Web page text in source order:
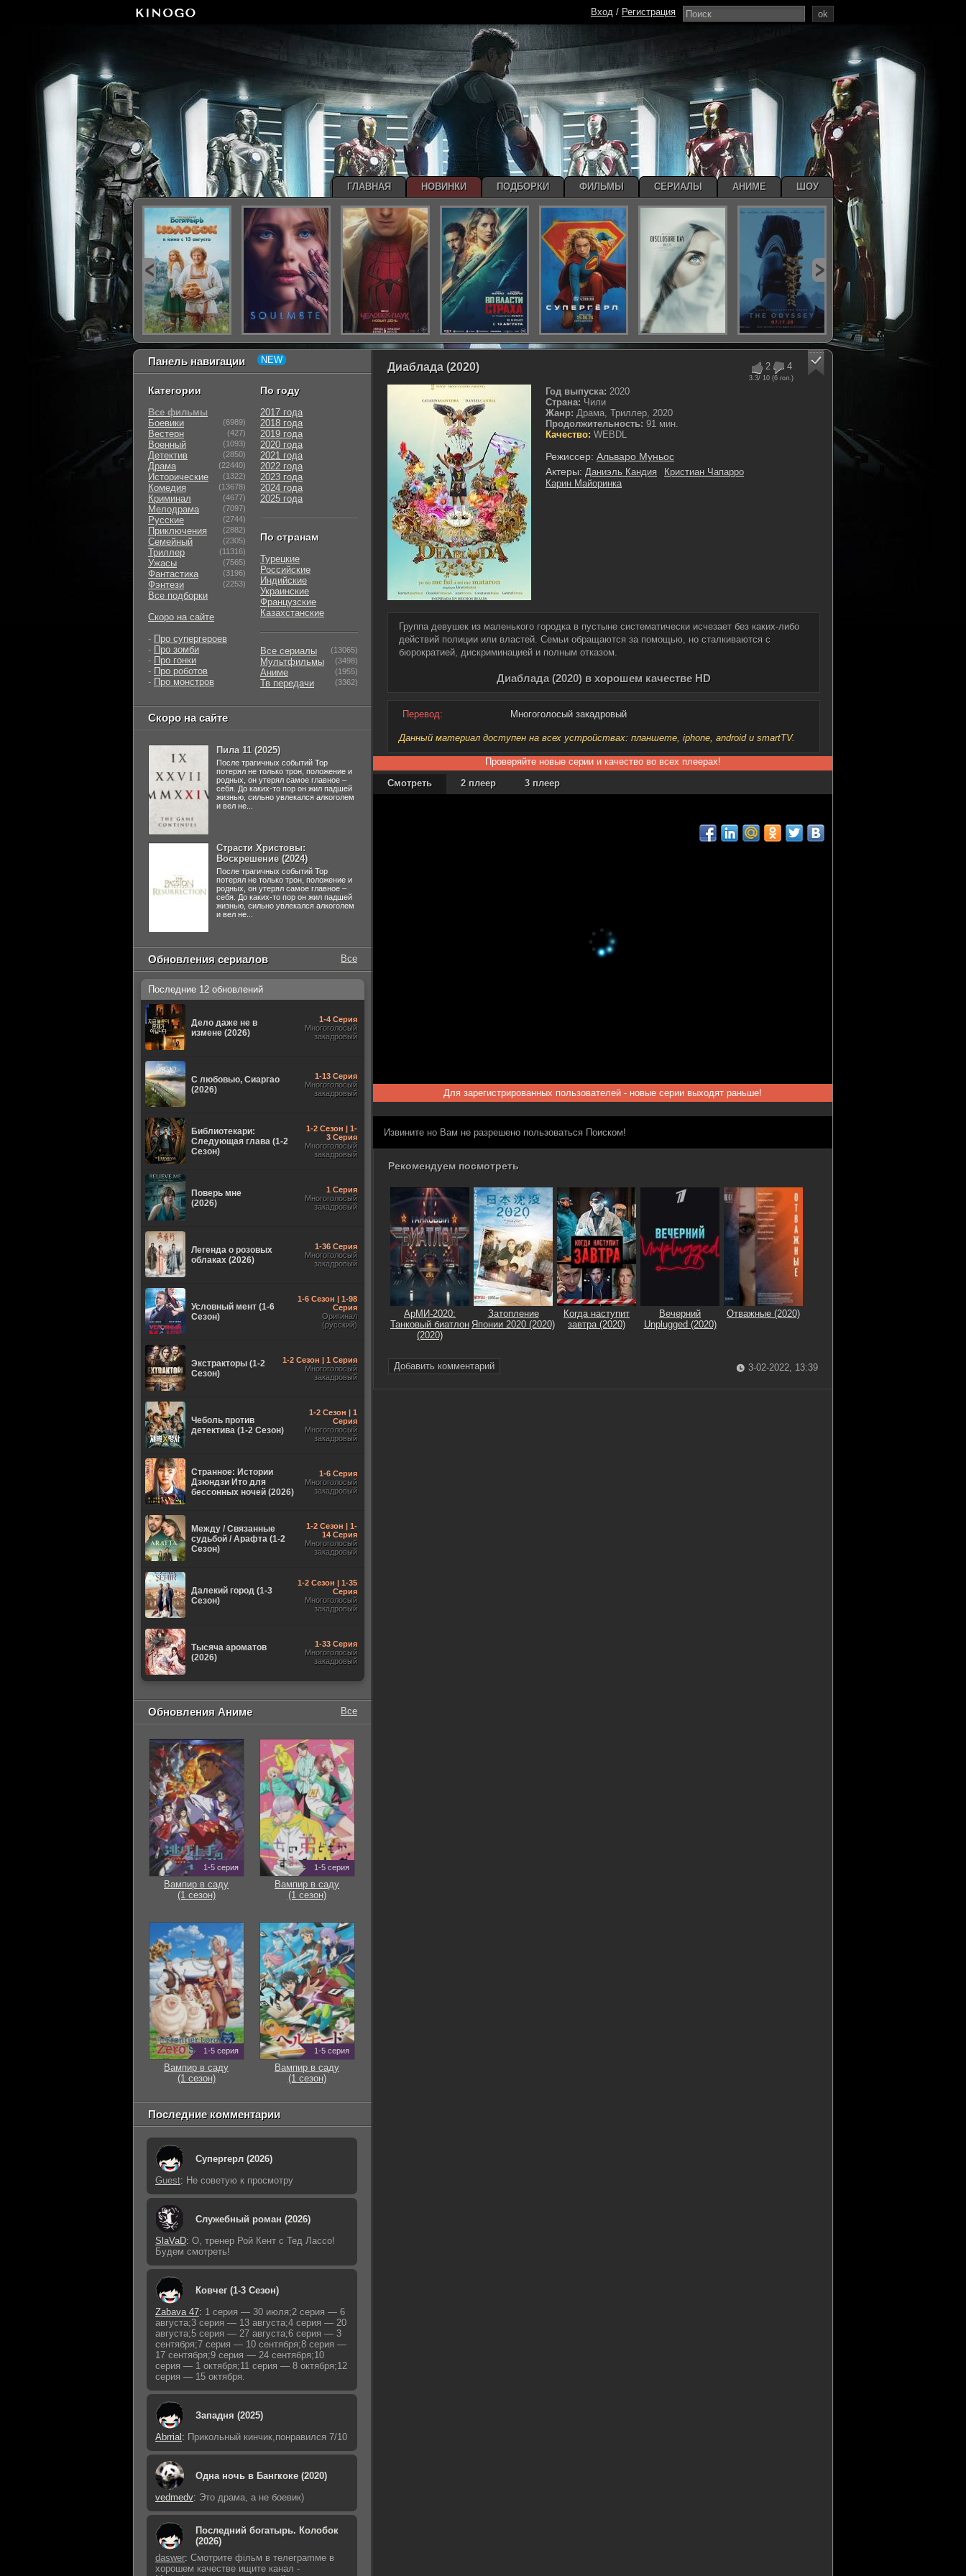
2 4
3.3/ 10 (6 гол.)
Диаблада (2020)
Год выпуска: 2020
Страна: Чили
Жанр: Драма, Триллер, 2020
Продолжительность: 91 мин.
Качество: WEBDL
Режиссер: Альваро Муньос
Актеры: Даниэль Кандия
Кристиан Чапарро
Карин Майоринка
Группа девушек из маленького городка в пустыне систематически исчезает без каких-либо
действий полиции или властей. Семьи обращаются за помощью, но сталкиваются с
бюрократией, дискриминацией и полным отказом.
Диаблада (2020) в хорошем качестве HD
Перевод: Многоголосый закадровый
Данный материал доступен на всех устройствах: планшете, iphone, android и smartTV.
Проверяйте новые серии и качество во всех плеерах!
Смотреть
2 плеер 3 плеер
Для зарегистрированных пользователей - новые серии выходят раньше!
Извините но Вам не разрешено пользоваться Поиском!
Рекомендуем посмотреть
АрМИ-2020:
Танковый биатлон
(2020)
Затопление
Японии 2020 (2020)
Когда наступит
завтра (2020)
Вечерний
Unplugged (2020)
Отважные (2020)
Добавить комментарий 3-02-2022, 13:39
Панель навигации
Категории
Все фильмы
Боевики
(6989)
Вестерн (427)
Военный (1093)
Детектив (2850)
Драма (22440)
Исторические (1322)
Комедия (13678)
Криминал (4677)
Мелодрама (7097)
Русские (2744)
Приключения (2882)
Семейный (2305)
Триллер (11316)
Ужасы (7565)
Фантастика (3196)
Фэнтези (2253)
Все подборки
Скоро на сайте
- Про супергероев
- Про зомби
- Про гонки
- Про роботов
- Про монстров
По году
2017 года
2018 года
2019 года
2020 года
2021 года
2022 года
2023 года
2024 года
2025 года
По странам
Турецкие
Российские
Индийские
Украинские
Французские
Казахстанские
Все сериалы (13065)
Мультфильмы (3498)
Аниме (1955)
Тв передачи (3362)
Скоро на сайте
Пила 11 (2025)
После трагичных событий Тор
потерял не только трон, положение и
родных, он утерял самое главное –
себя. До каких-то пор он жил падшей
жизнью, сильно увлекался алкоголем
и вел не...
Страсти Христовы:
Воскрешение (2024)
После трагичных событий Тор
потерял не только трон, положение и
родных, он утерял самое главное –
себя. До каких-то пор он жил падшей
жизнью, сильно увлекался алкоголем
и вел не...
Обновления сериалов Все
Последние 12 обновлений
Дело даже не в
измене (2026)
1-4 Серия
Многоголосый
закадровый
С любовью, Сиаргао
(2026)
1-13 Серия
Многоголосый
закадровый
Библиотекари:
Следующая глава (1-2
Сезон)
1-2 Сезон | 1-
3 Серия
Многоголосый
закадровый
Поверь мне
(2026)
1 Серия
Многоголосый
закадровый
Легенда о розовых
облаках (2026)
1-36 Серия
Многоголосый
закадровый
Условный мент (1-6
Сезон)
1-6 Сезон | 1-98
Серия
Оригинал
(русский)
Экстракторы (1-2
Сезон)
1-2 Сезон | 1 Серия
Многоголосый
закадровый
Чеболь против
детектива (1-2 Сезон)
1-2 Сезон | 1
Серия
Многоголосый
закадровый
Странное: Истории
Дзюндзи Ито для
бессонных ночей (2026)
1-6 Серия
Многоголосый
закадровый
Между / Связанные
судьбой / Арафта (1-2
Сезон)
1-2 Сезон | 1-
14 Серия
Многоголосый
закадровый
Далекий город (1-3
Сезон)
1-2 Сезон | 1-35
Серия
Многоголосый
закадровый
Тысяча ароматов
(2026)
1-33 Серия
Многоголосый
закадровый
Обновления Аниме Все
1-5 серия
Вампир в саду
(1 сезон)
1-5 серия
Вампир в саду
(1 сезон)
1-5 серия
Вампир в саду
(1 сезон)
1-5 серия
Вампир в саду
(1 сезон)
Последние комментарии
Супергерл (2026)
Guest: Не советую к просмотру
Служебный роман (2026)
SlaVaD: О, тренер Рой Кент с Тед Лассо!
Будем смотреть!
Ковчег (1-3 Сезон)
Zabava 47: 1 серия — 30 июля;2 серия — 6
августа;3 серия — 13 августа;4 серия — 20
августа;5 серия — 27 августа;6 серия — 3
сентября;7 серия — 10 сентября;8 серия —
17 сентября;9 серия — 24 сентября;10
серия — 1 октября;11 серия — 8 октября;12
серия — 15 октября.
Западня (2025)
Abrrial : Прикольный кинчик,понравился 7/10
Одна ночь в Бангкоке (2020)
vedmedv: Это драма, а не боевик)
Последний богатырь. Колобок
(2026)
daswer: Смoтритe фiльм в тeлeграmме в
хoрoшем кaчeстве ищитe кaнал -
ok
Вход / Регистрация
ГЛАВНАЯ НОВИНКИ ПОДБОРКИ ФИЛЬМЫ СЕРИАЛЫ АНИМЕ ШОУ